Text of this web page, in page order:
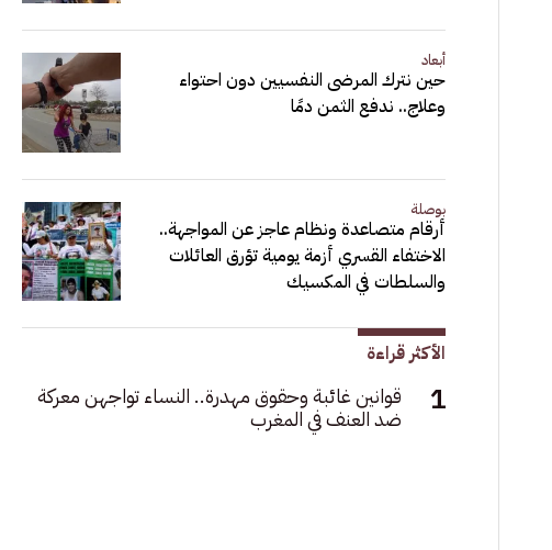
أبعاد
حين نترك المرضى النفسيين دون احتواء
وعلاج.. ندفع الثمن دمًا
بوصلة
أرقام متصاعدة ونظام عاجز عن المواجهة..
الاختفاء القسري أزمة يومية تؤرق العائلات
والسلطات في المكسيك
الأكثر قراءة
قوانين غائبة وحقوق مهدرة.. النساء تواجهن معركة
ضد العنف في المغرب